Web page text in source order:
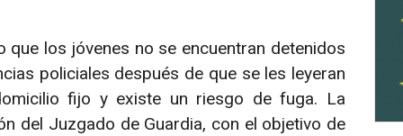
los jóvenes no se encuentran detenidos
policiales después de que se les leyeran
fijo y existe un riesgo de fuga. La
del Juzgado de Guardia, con el objetivo de